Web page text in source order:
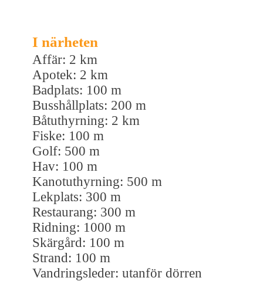
I närheten
Affär: 2 km
Apotek: 2 km
Badplats: 100 m
Busshållplats: 200 m
Båtuthyrning: 2 km
Fiske: 100 m
Golf: 500 m
Hav: 100 m
Kanotuthyrning: 500 m
Lekplats: 300 m
Restaurang: 300 m
Ridning: 1000 m
Skärgård: 100 m
Strand: 100 m
Vandringsleder: utanför dörren